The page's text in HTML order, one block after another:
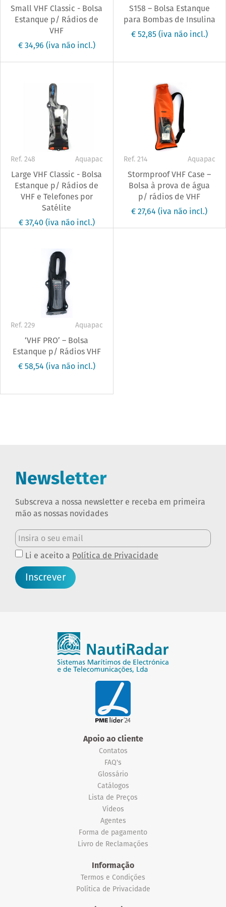
Small VHF Classic - Bolsa
Estanque p/ Rádios de
VHF
€ 34,96 (iva não incl.)
S158 – Bolsa Estanque
para Bombas de Insulina
€ 52,85(iva não incl.)
Ref. 248 Aquapac
Large VHF Classic - Bolsa
Estanque p/ Rádios de
VHF e Telefones por
Satélite
€ 37,40 (iva não incl.)
Ref. 214 Aquapac
Stormproof VHF Case –
Bolsa à prova de água
p/ rádios de VHF
€ 27,64(iva não incl.)
Ref. 229 Aquapac
‘VHF PRO’ – Bolsa
Estanque p/ Rádios VHF
€ 58,54 (iva não incl.)
Newsletter
Subscreva a nossa newsletter e receba em primeira
mão as nossas novidades
Li e aceito a Política de Privacidade
Inscrever
Apoio ao cliente
Contatos
FAQ's
Glossário
Catálogos
Lista de Preços
Vídeos
Agentes
Forma de pagamento
Livro de Reclamações
Informação
Termos e Condições
Política de Privacidade